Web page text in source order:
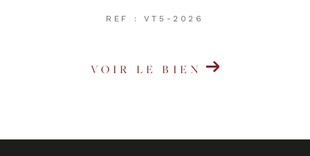
REF : VT5-2026
VOIR LE BIEN